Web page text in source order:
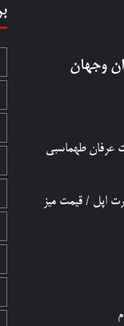
وجهان
عرفان طهماسبی
اپل / قیمت میز